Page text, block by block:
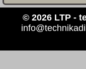
© 2026 LTP -